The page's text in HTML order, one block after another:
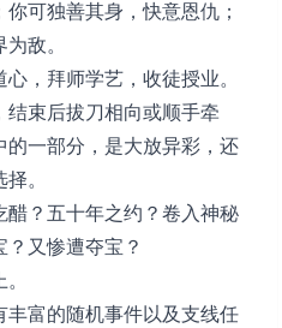
可独善其身，快意恩仇；
敌。
，拜师学艺，收徒授业。
结束后拔刀相向或顺手牵
一部分，是大放异彩，还
。
？五十年之约？卷入神秘
又惨遭夺宝？
富的随机事件以及支线任